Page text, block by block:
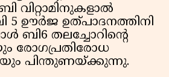
വിറ്റാമിനുകളാൽ
5 ഊർജ ഉത്പാദനത്തിനി
ബി6 തലച്ചോറിൻ്റെ
രോഗപ്രതിരോധ
പിന്തുണയ്ക്കുന്നു.